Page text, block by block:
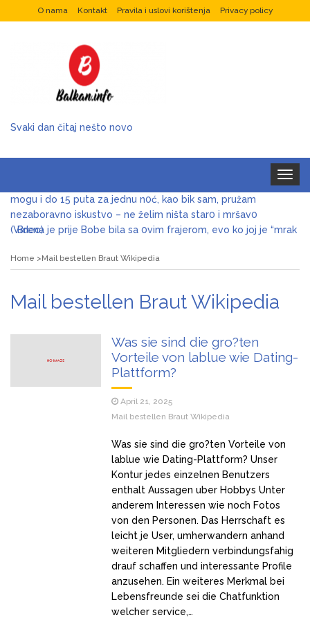
O nama Kontakt Pravila i uslovi korištenja Privacy policy
Svaki dan čitaj nešto novo
Toggle
mogu i do 15 puta za jednu n0ć, kao bik sam, pružam
nezaboravno iskustvo – ne želim ništa star0 i mršav0
(Video)
Brena je prije Bobe bila sa 0vim frajerom, evo ko joj je “mrak
s očiju skinuo”: Nevjerica, znate ga svi, auu – otpjevala mu i
Razlog je i više nego žalostan, samo čekao da je šutne!
Oljom
Marija Šerifović lije suze zbog sina, sve se desilo u sekundi:
Šabanova Cuca tek sad pokazala sina, isti Šaban: Pogledajte
kako izgleda, Šaban joj ostavio miIione, vilu i jahtu, sve
pokazala
Ivan ima 3 žene i hoće još: Kad me jedna naIjuti, onda joj ne
dam s*ks mjesec dana – evo šta one kažu (Video)
Tražim 50. ženu za prov0d, nudim veIiki n0vac za to: Ja
mogu i do 15 puta za jednu n0ć, kao bik sam, pružam
nezaboravno iskustvo – ne želim ništa star0 i mršav0
Home Mail bestellen Braut Wikipedia
Mail bestellen Braut Wikipedia
Was sie sind die gro?ten
Vorteile von lablue wie Dating-
Plattform?
April 21, 2025
Mail bestellen Braut Wikipedia
Was sie sind die gro?ten Vorteile von
lablue wie Dating-Plattform? Unser
Kontur jedes einzelnen Benutzers
enthalt Aussagen uber Hobbys Unter
anderem Interessen wie noch Fotos
von den Personen. Das Herrschaft es
leicht je User, umherwandern anhand
weiteren Mitgliedern verbindungsfahig
drauf schaffen und interessante Profile
anzusehen. Ein weiteres Merkmal bei
Lebensfreunde sei die Chatfunktion
welcher service,…